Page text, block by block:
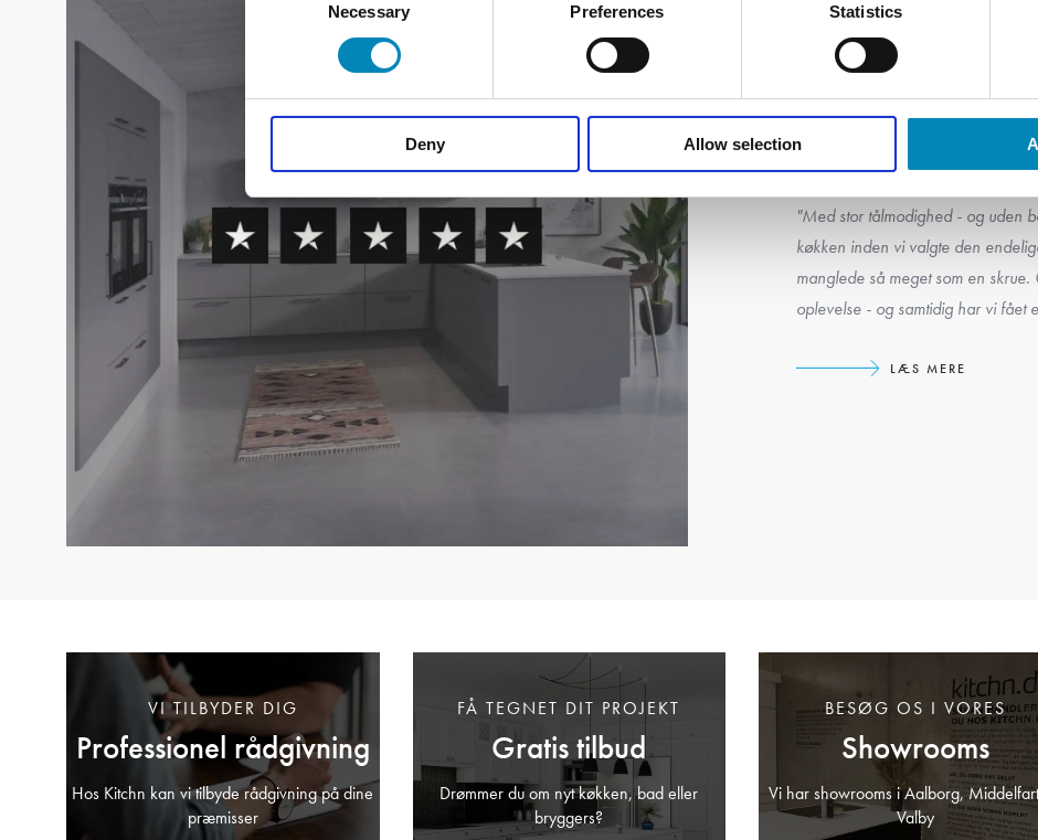
Necessary Preferences Statistics
Deny Allow selection+4000 glade
"Med stor tålmodighed - og uden
køkken inden vi valgte den
manglede så meget som en
oplevelse - og samtidig har vi fået
LÆS MERE
Professionel rådgivning
VI TILBYDER DIG
Hos Kitchn kan vi tilbyde rådgivning på dine
præmisser
Gratis tilbud
FÅ TEGNET DIT PROJEKT
Drømmer du om nyt køkken, bad eller
bryggers?
Showrooms
BESØG OS I VORES
Vi har showrooms i Aalborg,
Valby